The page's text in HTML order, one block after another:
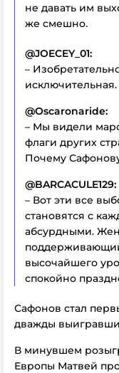
не давать им
же смешно.
@JOECEY_01:
–
исключительная.
@Oscaronaride:
– Мы видели
флаги других
Почему
@BARCACULE129:
– Вот эти все
становятся с
абсурдными.
высочайшего
спокойно
Сафонов стал
дважды
В минувшем
Европы Матвей